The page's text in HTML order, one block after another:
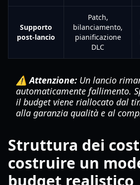
Supporto
post-lancio
Patch,
bilanciamento,
pianificazione
DLC
⚠️ Attenzione: Un lancio
automaticamente fallimento.
il budget viene riallocato dal
alla garanzia qualità e al
Struttura dei
costruire un
budget realistico